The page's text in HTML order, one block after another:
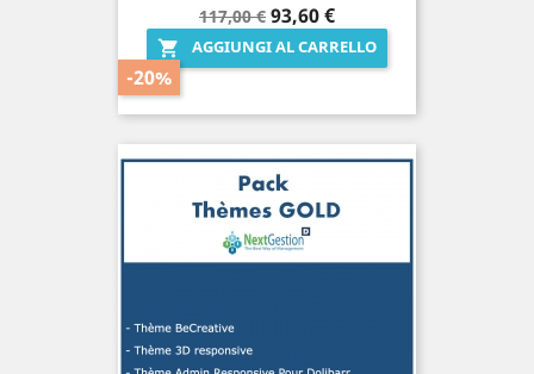
Prezzo
base
117,00 € Prezzo
93,60 €
 AGGIUNGI AL CARRELLO
-20%